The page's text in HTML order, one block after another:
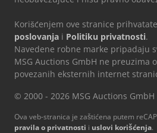
Korišćenjem ove stranice
poslovanja i Politiku privatnosti.
Navedene robne marke pripadaju
MSG Auctions GmbH ne preuzima
povezanih eksternih internet
© 2000 - 2026 MSG Auctions GmbH
Ova veb-stranica je zaštićena putem
pravila o privatnosti i uslovi korišćenja.